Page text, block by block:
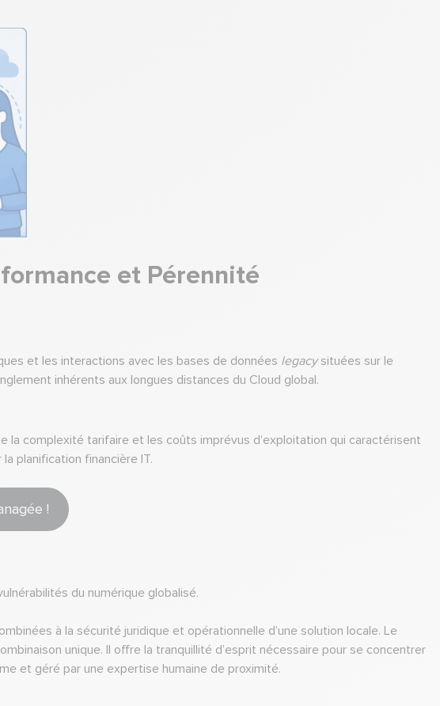
et Pérennité
et les interactions avec les bases de données legacysituées sur le
inhérents aux longues distances du Cloud global.
la complexité tarifaire et les coûts imprévus d’exploitation qui caractérisent
la planification financière IT.
!
du numérique globalisé.
à la sécurité juridique et opérationnelle d’une solution locale. Le
unique. Il offre la tranquillité d’esprit nécessaire pour se concentrer
et géré par une expertise humaine de proximité.